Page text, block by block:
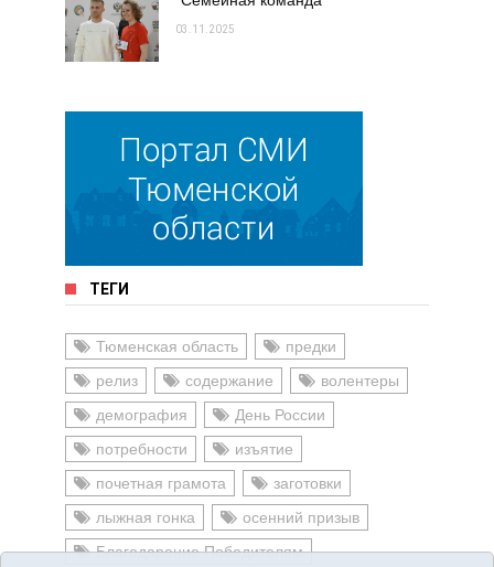
03.11.2025
ТЕГИ
Тюменская область
предки
релиз
содержание
волентеры
демография
День России
потребности
изъятие
почетная грамота
заготовки
лыжная гонка
осенний призыв
Благодарение Победителям